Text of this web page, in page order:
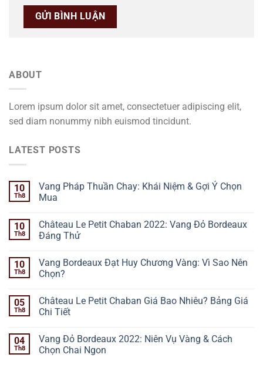
ABOUT
Lorem ipsum dolor sit amet, consectetuer adipiscing elit,
sed diam nonummy nibh euismod tincidunt.
LATEST POSTS
10
Th8
Vang Pháp Thuần Chay: Khái Niệm & Gợi Ý Chọn
Mua
10
Th8
Château Le Petit Chaban 2022: Vang Đỏ Bordeaux
Đáng Thử
10
Th8
Vang Bordeaux Đạt Huy Chương Vàng: Vì Sao Nên
Chọn?
05
Th8
Château Le Petit Chaban Giá Bao Nhiêu? Bảng Giá
Chi Tiết
04
Th8
Vang Đỏ Bordeaux 2022: Niên Vụ Vàng & Cách
Chọn Chai Ngon